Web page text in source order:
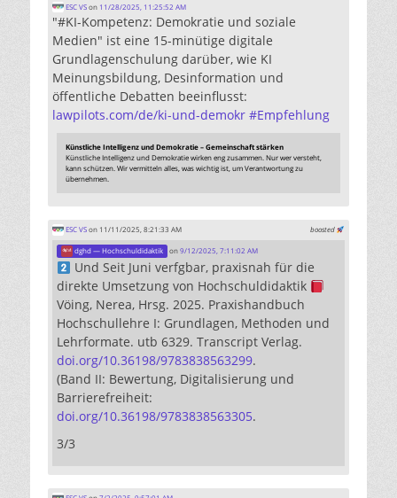
ESC VSon 11/28/2025, 11:25:52 AM
"#KI-Kompetenz: Demokratie und soziale
Medien" ist eine 15-minütige digitale
Grundlagenschulung darüber, wie KI
Meinungsbildung, Desinformation und
öffentliche Debatten beeinflusst:
lawpilots.com/de/ki-und-demokr #Empfehlung
Künstliche Intelligenz und Demokratie – Gemeinschaft stärken
Künstliche Intelligenz und Demokratie wirken eng zusammen. Nur wer versteht,
kann schützen. Wir vermitteln alles, was wichtig ist, um Verantwortung zu
übernehmen.
boosted
ESC VSon 11/11/2025, 8:21:33 AM
dghd — Hochschuldidaktik on9/12/2025, 7:11:02 AM
Und Seit Juni verfgbar, praxisnah für die
direkte Umsetzung von Hochschuldidaktik
Vöing, Nerea, Hrsg. 2025. Praxishandbuch
Hochschullehre I: Grundlagen, Methoden und
Lehrformate. utb 6329. Transcript Verlag.
doi.org/10.36198/9783838563299.
(Band II: Bewertung, Digitalisierung und
Barrierefreiheit:
doi.org/10.36198/9783838563305.
3/3